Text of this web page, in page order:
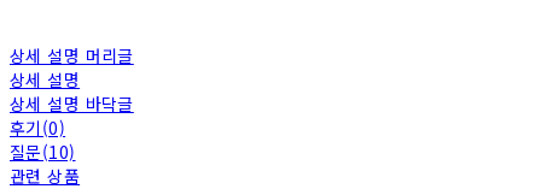
상세 설명 머리글
상세 설명
상세 설명 바닥글
후기(0)
질문(10)
관련 상품